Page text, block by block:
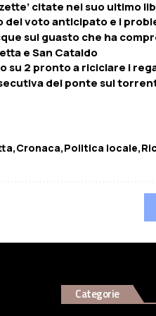
citate nel suo ultimo
del voto anticipato e i
sul guasto che ha
e San Cataldo
su 2 pronto a riciclare i
del ponte sul
Cronaca Politica locale
Categorie